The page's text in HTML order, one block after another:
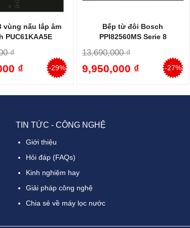
năng an toàn:
Khóa an toàn trẻ em:
Ngăn ngừa trẻ em vô tình bật
Cảnh báo nhiệt dư:
Hiển thị đèn báo khi vùng nấu còn
Tự động ngắt khi không sử dụng/quá nhiệt:
Bếp sẽ
Cảnh báo chống tràn:Giúp ngăn ngừa sự cố chập
vùng nấu lắp âm
PUC61KAA5E
₫
₫ -29%
Bếp từ đôi Bosch
PPI82560MS Serie 8
13,690,000 ₫
9,950,000 ₫ -27%
TIN TỨC - CÔNG NGHỆ
Giới thiệu
Hỏi đáp (FAQs)
Kinh nghiệm hay
Giải pháp công nghệ
Chia sẻ về máy lọc nước